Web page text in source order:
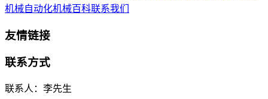
机械自动化机械百科联系我们
友情链接
联系方式
联系人：李先生